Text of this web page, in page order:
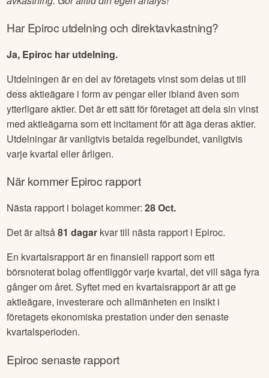
HarEpiroc utdelning och direktavkastning?
Ja, Epiroc har utdelning.
Utdelningen är en del av företagets vinst som delas ut till
dess aktieägare i form av pengar eller ibland även som
ytterligare aktier. Det är ett sätt för företaget att dela sin vinst
med aktieägarna som ett incitament för att äga deras aktier.
Utdelningar är vanligtvis betalda regelbundet, vanligtvis
varje kvartal eller årligen.
När kommerEpiroc rapport
Nästa rapport i bolaget kommer:28 Oct.
Det är altså81 dagar kvar till nästa rapport i Epiroc.
En kvartalsrapport är en finansiell rapport som ett
börsnoterat bolag offentliggör varje kvartal, det vill säga fyra
gånger om året. Syftet med en kvartalsrapport är att ge
aktieägare, investerare och allmänheten en insikt i
företagets ekonomiska prestation under den senaste
kvartalsperioden.
Epiroc senaste rapport